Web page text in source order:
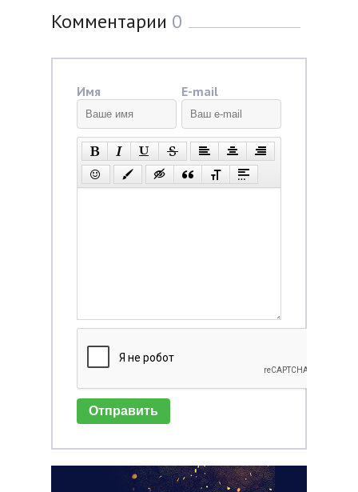
Комментарии 0
Имя E-mail
Отправить